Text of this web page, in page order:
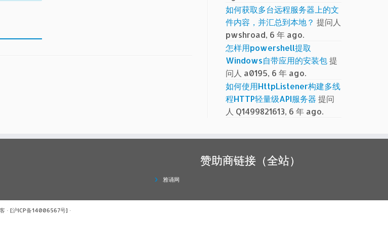
如何获取多台远程服务器上的文
件内容，并汇总到本地？ 提问人
pwshroad, 6 年 ago.
怎样用powershell提取
Windows自带应用的安装包提
问人 a0195, 6 年 ago.
如何使用HttpListener构建多线
程HTTP轻量级API服务器 提问
人 Q1499821613, 6 年 ago.
赞助商链接（全站）
雅诵网
· [沪ICP备14006567号] ·